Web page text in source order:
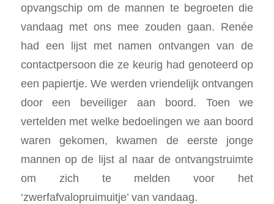
opvangschip om de mannen te begroeten die
vandaag met ons mee zouden gaan. Renée
had een lijst met namen ontvangen van de
contactpersoon die ze keurig had genoteerd op
een papiertje. We werden vriendelijk ontvangen
door een beveiliger aan boord. Toen we
vertelden met welke bedoelingen we aan boord
waren gekomen, kwamen de eerste jonge
mannen op de lijst al naar de ontvangstruimte
om zich te melden voor het
‘zwerfafvalopruimuitje’ van vandaag.